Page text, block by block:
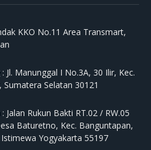
KKO No.11 Area Transmart,
Jl. Manunggal I No.3A, 30 Ilir, Kec.
Selatan 30121
Jalan Rukun Bakti RT.02 / RW.05
Baturetno, Kec. Banguntapan,
Yogyakarta 55197